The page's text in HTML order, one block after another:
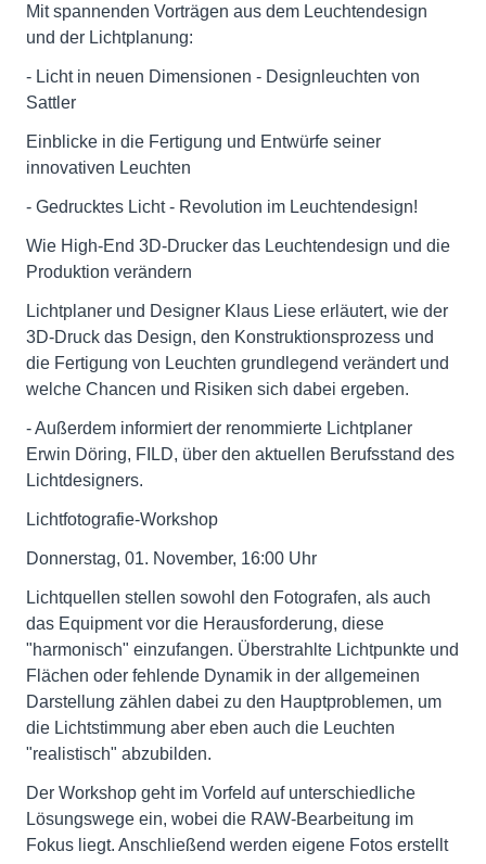
Mit spannenden Vorträgen aus dem Leuchtendesign
und der Lichtplanung:
- Licht in neuen Dimensionen - Designleuchten von
Sattler
Einblicke in die Fertigung und Entwürfe seiner
innovativen Leuchten
- Gedrucktes Licht - Revolution im Leuchtendesign!
Wie High-End 3D-Drucker das Leuchtendesign und die
Produktion verändern
Lichtplaner und Designer Klaus Liese erläutert, wie der
3D-Druck das Design, den Konstruktionsprozess und
die Fertigung von Leuchten grundlegend verändert und
welche Chancen und Risiken sich dabei ergeben.
- Außerdem informiert der renommierte Lichtplaner
Erwin Döring, FILD, über den aktuellen Berufsstand des
Lichtdesigners.
Lichtfotografie-Workshop
Donnerstag, 01. November, 16:00 Uhr
Lichtquellen stellen sowohl den Fotografen, als auch
das Equipment vor die Herausforderung, diese
"harmonisch" einzufangen. Überstrahlte Lichtpunkte und
Flächen oder fehlende Dynamik in der allgemeinen
Darstellung zählen dabei zu den Hauptproblemen, um
die Lichtstimmung aber eben auch die Leuchten
"realistisch" abzubilden.
Der Workshop geht im Vorfeld auf unterschiedliche
Lösungswege ein, wobei die RAW-Bearbeitung im
Fokus liegt. Anschließend werden eigene Fotos erstellt